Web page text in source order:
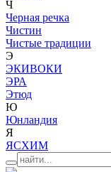
Ч
Черная речка
Чистин
Чистые традиции
Э
ЭКИВОКИ
ЭРА
Этюд
Ю
Юнландия
Я
ЯСХИМ